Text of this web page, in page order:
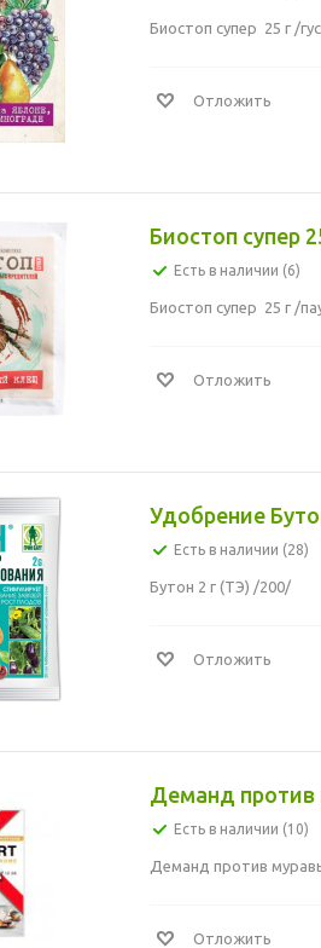
Биостоп супер 25 г /
Отложить
Есть в наличии (6)
Биостоп супер 25 г /
Отложить
Удобрение
Есть в наличии (28)
Бутон 2 г (ТЭ) /200/
Отложить
Деманд против
Есть в наличии (10)
Деманд против
Отложить